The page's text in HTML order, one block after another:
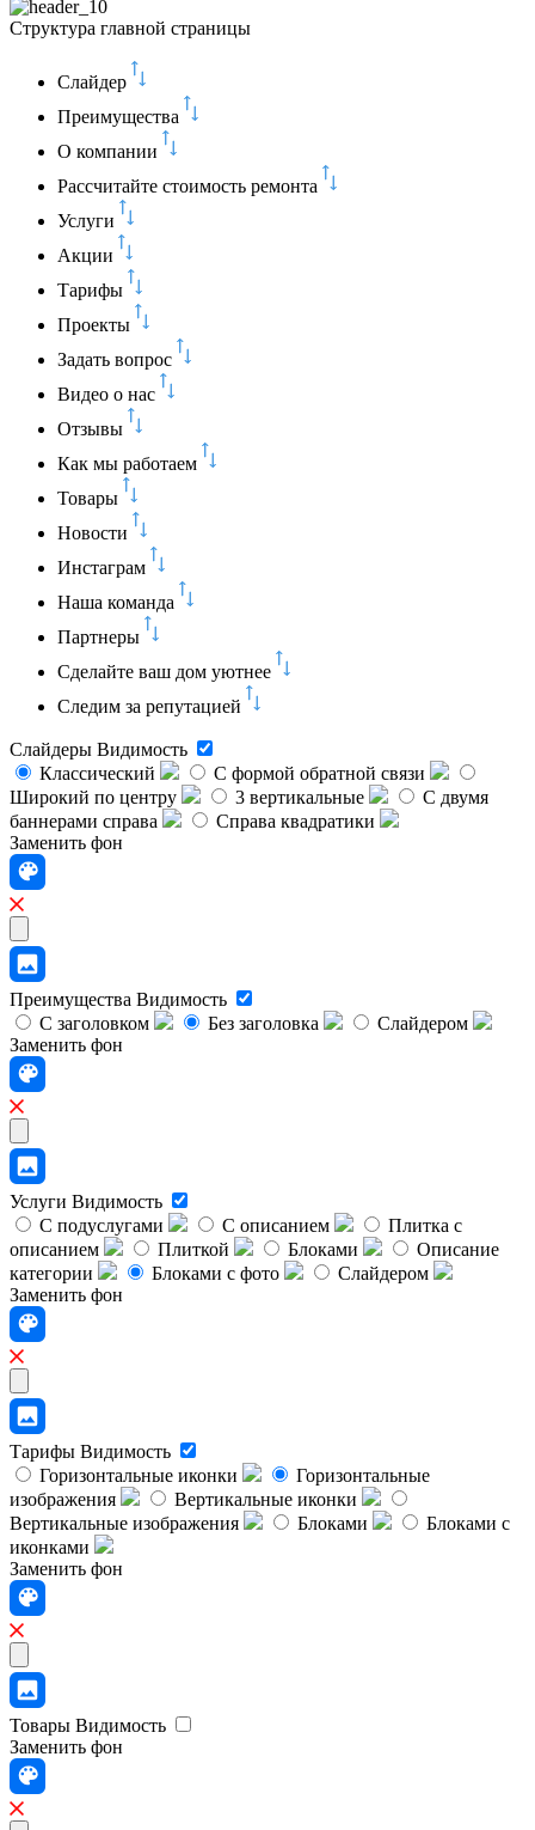
Структура главной страницы
Слайдер
Преимущества
О компании
Рассчитайте стоимость ремонта
Услуги
Акции
Тарифы
Проекты
Задать вопрос
Видео о нас
Отзывы
Как мы работаем
Товары
Новости
Инстаграм
Наша команда
Партнеры
Сделайте ваш дом уютнее
Следим за репутацией
Слайдеры Видимость
Классический
C формой обратной связи
Широкий по центру
3 вертикальные
С двумя
баннерами справа
Справа квадратики
Заменить фон
Преимущества Видимость
С заголовком
Без заголовка
Слайдером
Заменить фон
Услуги Видимость
С подуслугами
С описанием
Плитка с
описанием
Плиткой Блоками
Описание
категории
Блоками с фото
Слайдером
Заменить фон
Тарифы Видимость
Горизонтальные иконки
Горизонтальные
изображения
Вертикальные иконки
Вертикальные изображения
Блоками
Блоками с
иконками
Заменить фон
Товары Видимость
Заменить фон